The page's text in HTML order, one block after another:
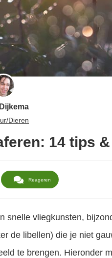
Dieren
14 tips
Reageren
snelle vliegkunsten,
de libellen) die je niet
te brengen. Hieronder